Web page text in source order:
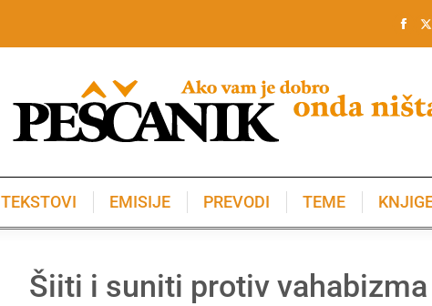
TEKSTOVI EMISIJE PREVODI TEME
Šiiti i suniti protiv vahabizma